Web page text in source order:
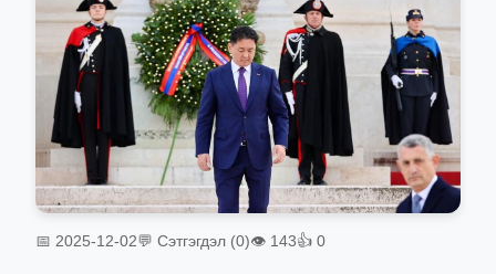
📅 2025-12-02💬 Сэтгэгдэл (0)👁 143👍 0